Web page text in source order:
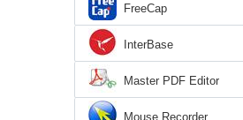
FreeCap
InterBase
Master PDF Editor
Mouse Recorder